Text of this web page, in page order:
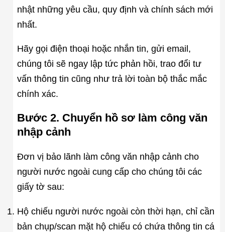
nhật những yêu cầu, quy định và chính sách mới
nhất.
Hãy gọi điện thoại hoặc nhắn tin, gửi email,
chúng tôi sẽ ngay lập tức phản hồi, trao đổi tư
vấn thông tin cũng như trả lời toàn bộ thắc mắc
chính xác.
Bước 2. Chuyển hồ sơ làm công văn
nhập cảnh
Đơn vị bảo lãnh làm công văn nhập cảnh cho
người nước ngoài cung cấp cho chúng tôi các
giấy tờ sau:
Hộ chiếu người nước ngoài còn thời hạn, chỉ cần
bản chụp/scan mặt hộ chiếu có chứa thông tin cá